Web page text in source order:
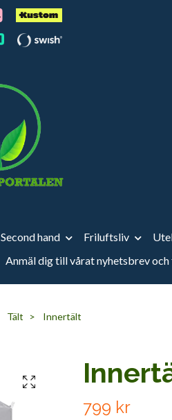
Second hand Friluftsliv
Anmäl dig till vårat nyhetsbrev
Tält Innertält
799 kr